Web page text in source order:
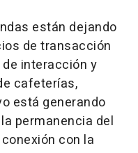
están dejando
de transacción
interacción y
cafeterías,
está generando
permanencia del
con la